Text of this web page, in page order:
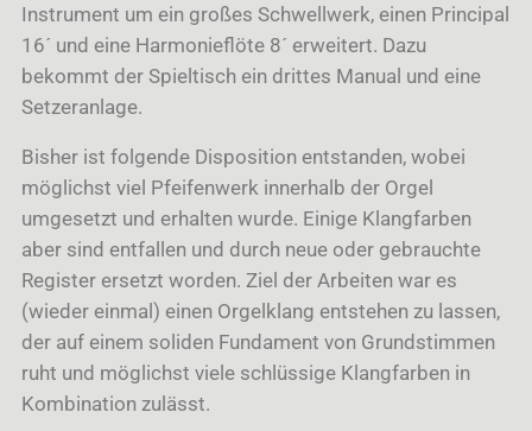
Instrument um ein großes Schwellwerk, einen Principal
16´ und eine Harmonieflöte 8´ erweitert. Dazu
bekommt der Spieltisch ein drittes Manual und eine
Setzeranlage.
Bisher ist folgende Disposition entstanden, wobei
möglichst viel Pfeifenwerk innerhalb der Orgel
umgesetzt und erhalten wurde. Einige Klangfarben
aber sind entfallen und durch neue oder gebrauchte
Register ersetzt worden. Ziel der Arbeiten war es
(wieder einmal) einen Orgelklang entstehen zu lassen,
der auf einem soliden Fundament von Grundstimmen
ruht und möglichst viele schlüssige Klangfarben in
Kombination zulässt.